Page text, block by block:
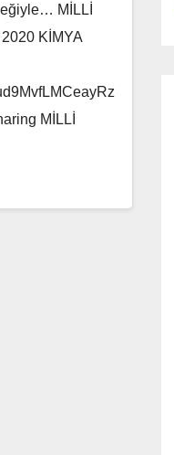
MİLLİ
KİMYA
MİLLİ